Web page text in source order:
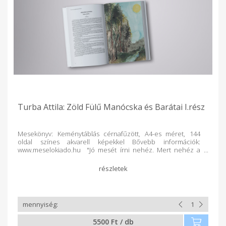
Turba Attila: Zöld Fülű Manócska és Barátai I.rész
Mesekönyv: Keménytáblás cérnafűzött, A4-es méret, 144
oldal színes akvarell képekkel Bővebb információk:
www.meselokiado.hu "Jó mesét írni nehéz. Mert nehéz a
önmaga megismerése felé forduló intenzív és mély
érdeklődését megragadni és lekötni a mese képeivel,
érdeklődést! A felnőttekben azonban rendszerint rég a
feledés homályába merültek ezek a képességek. A mese
pedig akkor lesz igazán hiteles, ha maga a mesélő is
komolyan átéli a mese képeit. Jó mesét írni nehéz, hiszen az
5500 Ft / db